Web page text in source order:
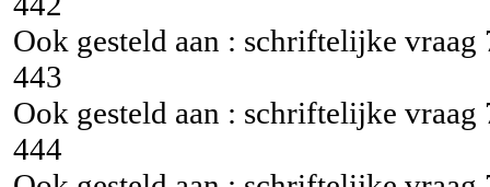
Ook gesteld aan : schriftelijke vraag
443
Ook gesteld aan : schriftelijke vraag
444